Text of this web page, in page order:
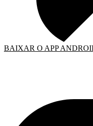
BAIXAR O APP